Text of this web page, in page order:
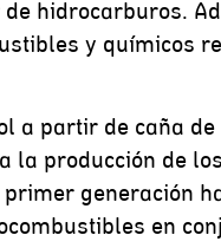
hidrocarburos.
y químicos
a partir de caña
producción de
generación
en